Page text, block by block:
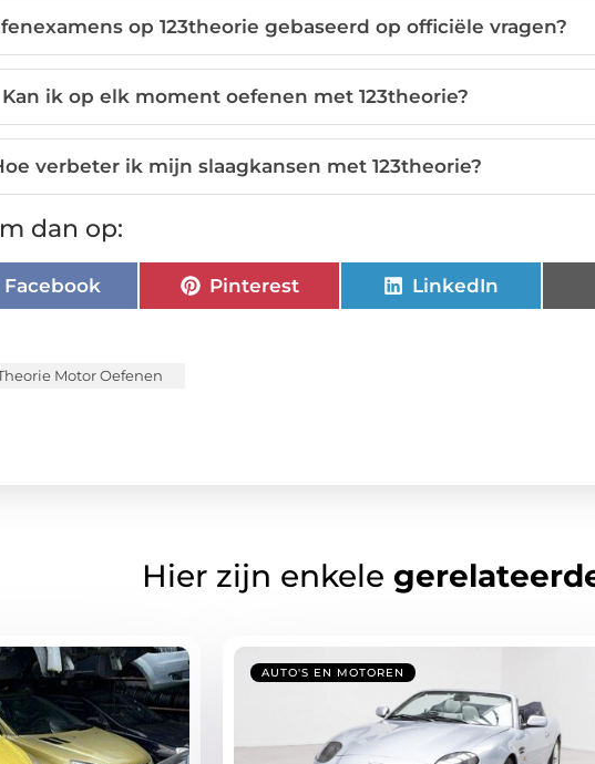
op 123theorie gebaseerd op officiële vragen?
Kan ik op elk moment oefenen met 123theorie?
verbeter ik mijn slaagkansen met 123theorie?
dan op:
Facebook Pinterest LinkedIn
Motor Oefenen
Hier zijn enkele
AUTO'S EN MOTOREN